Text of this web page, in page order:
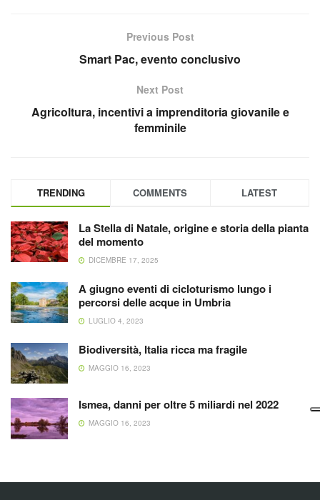
Previous Post
Smart Pac, evento conclusivo
Next Post
Agricoltura, incentivi a imprenditoria giovanile e
femminile
TRENDING COMMENTS LATEST
La Stella di Natale, origine e storia della pianta
del momento
DICEMBRE 17, 2025
A giugno eventi di cicloturismo lungo i
percorsi delle acque in Umbria
LUGLIO 4, 2023
Biodiversità, Italia ricca ma fragile
MAGGIO 16, 2023
Ismea, danni per oltre 5 miliardi nel 2022
MAGGIO 16, 2023